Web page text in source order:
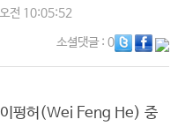
전 10:05:52
소셜댓글: 0
이펑허(Wei Feng He) 중